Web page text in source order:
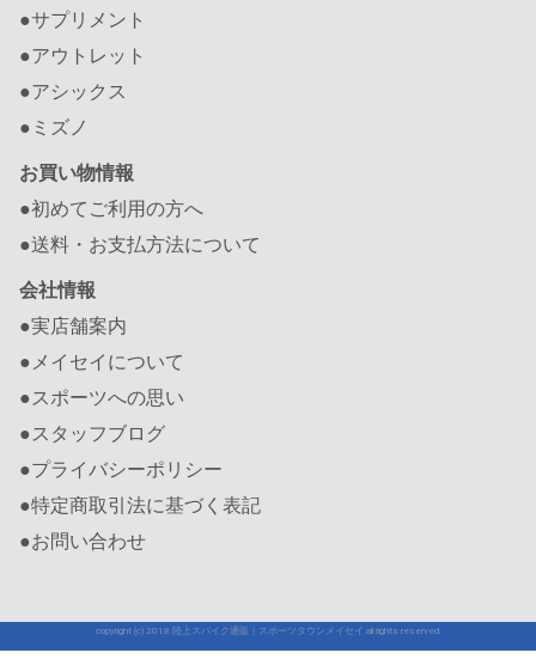
●サプリメント
●アウトレット
●アシックス
●ミズノ
お買い物情報
●初めてご利用の方へ
●送料・お支払方法について
会社情報
●実店舗案内
●メイセイについて
●スポーツへの思い
●スタッフブログ
●プライバシーポリシー
●特定商取引法に基づく表記
●お問い合わせ
copyright (c) 2018 陸上スパイク通販｜スポーツタウンメイセイ all rights reserved.